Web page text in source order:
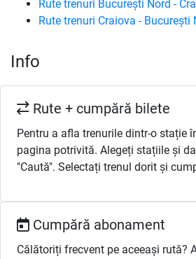
Rute trenuri București Nord -
Rute trenuri Craiova - București
Info
Rute + cumpără bilete
Pentru a afla trenurile dintr-o stație
pagina potrivită. Alegeți stațiile și
"Caută". Selectați trenul dorit și
Cumpără abonament
Călătoriți frecvent pe aceeași rută?